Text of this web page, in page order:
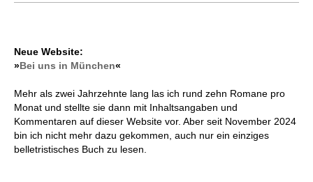
Neue Website:
»Bei uns in München«
Mehr als zwei Jahrzehnte lang las ich rund zehn Romane pro
Monat und stellte sie dann mit Inhaltsangaben und
Kommentaren auf dieser Website vor. Aber seit November 2024
bin ich nicht mehr dazu gekommen, auch nur ein einziges
belletristisches Buch zu lesen.